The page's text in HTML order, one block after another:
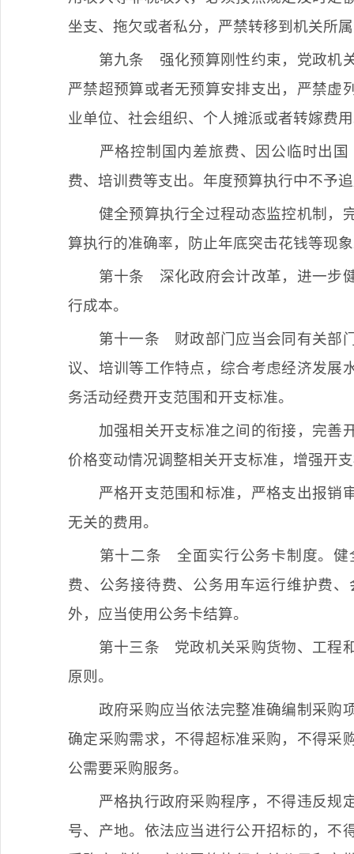
坐支、拖欠或者私分，严禁转移到机关所
第九条 强化预算刚性约束，党政机
严禁超预算或者无预算安排支出，严禁虚
业单位、社会组织、个人摊派或者转嫁费
严格控制国内差旅费、因公临时出
费、培训费等支出。年度预算执行中不予
健全预算执行全过程动态监控机制，
算执行的准确率，防止年底突击花钱等现
第十条 深化政府会计改革，进一步
行成本。
第十一条 财政部门应当会同有关部
议、培训等工作特点，综合考虑经济发展
务活动经费开支范围和开支标准。
加强相关开支标准之间的衔接，完善
价格变动情况调整相关开支标准，增强开
严格开支范围和标准，严格支出报销
无关的费用。
第十二条 全面实行公务卡制度。健
费、公务接待费、公务用车运行维护费
外，应当使用公务卡结算。
第十三条 党政机关采购货物、工程
原则。
政府采购应当依法完整准确编制采购
确定采购需求，不得超标准采购，不得采
公需要采购服务。
严格执行政府采购程序，不得违反规
号、产地。依法应当进行公开招标的，不